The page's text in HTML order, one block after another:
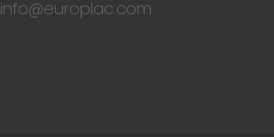
info@europlac.com